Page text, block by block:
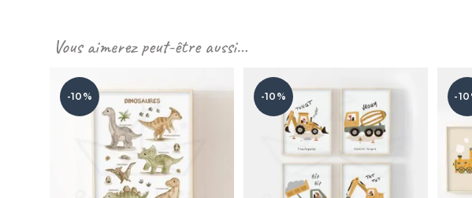
Vous aimerez peut-être aussi…
-10% -10% -